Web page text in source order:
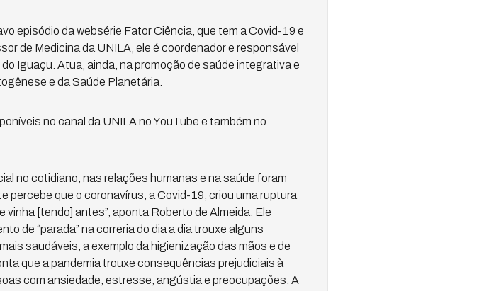
episódio da websérie Fator Ciência, que tem a Covid-19 e
de Medicina da UNILA, ele é coordenador e responsável
Iguaçu. Atua, ainda, na promoção de saúde integrativa e
e da Saúde Planetária.
no canal da UNILA no YouTube e também no
no cotidiano, nas relações humanas e na saúde foram
percebe que o coronavírus, a Covid-19, criou uma ruptura
vinha [tendo] antes”, aponta Roberto de Almeida. Ele
de “parada” na correria do dia a dia trouxe alguns
saudáveis, a exemplo da higienização das mãos e de
que a pandemia trouxe consequências prejudiciais à
com ansiedade, estresse, angústia e preocupações. A